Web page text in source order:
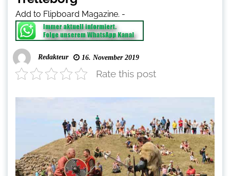
Add to Flipboard Magazine. -
Redakteur 16. November 2019
Rate this post